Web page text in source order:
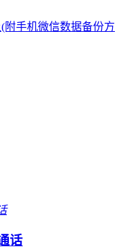
附手机微信数据备份方
话